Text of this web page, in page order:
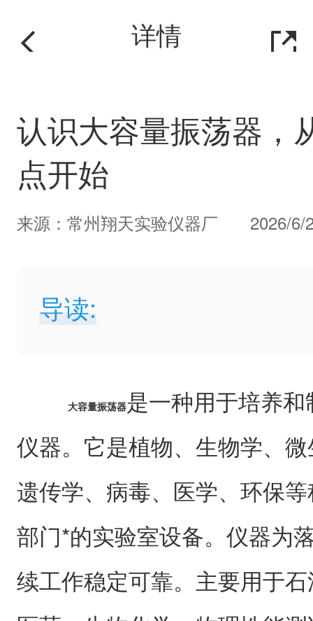
详情
认识大容量振荡器，
点开始
来源：常州翔天实验仪器厂 2026/6/
导读:
大容量振荡器是一种用于培养
仪器。它是植物、生物学、
遗传学、病毒、医学、环保
部门*的实验室设备。仪器为
续工作稳定可靠。主要用于